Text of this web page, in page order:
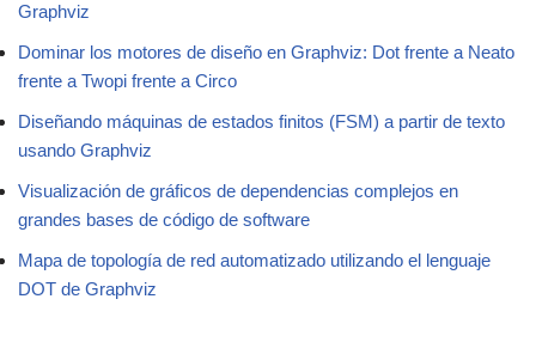
Graphviz
Dominar los motores de diseño en Graphviz: Dot frente a Neato
frente a Twopi frente a Circo
Diseñando máquinas de estados finitos (FSM) a partir de texto
usando Graphviz
Visualización de gráficos de dependencias complejos en
grandes bases de código de software
Mapa de topología de red automatizado utilizando el lenguaje
DOT de Graphviz